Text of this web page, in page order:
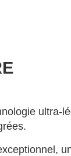
ultra-